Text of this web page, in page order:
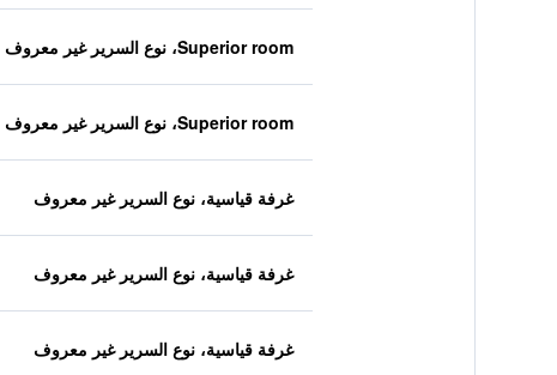
Superior room، نوع السرير غير معروف
Superior room، نوع السرير غير معروف
غرفة قياسية، نوع السرير غير معروف
غرفة قياسية، نوع السرير غير معروف
غرفة قياسية، نوع السرير غير معروف